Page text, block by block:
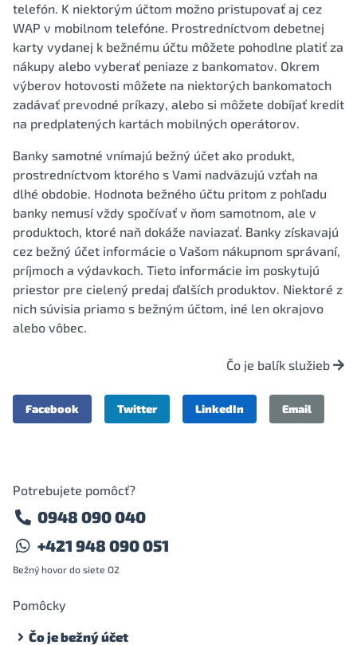
telefón. K niektorým účtom možno pristupovať aj cez
WAP v mobilnom telefóne. Prostredníctvom debetnej
karty vydanej k bežnému účtu môžete pohodlne platiť za
nákupy alebo vyberať peniaze z bankomatov. Okrem
výberov hotovosti môžete na niektorých bankomatoch
zadávať prevodné príkazy, alebo si môžete dobíjať kredit
na predplatených kartách mobilných operátorov.
Banky samotné vnímajú bežný účet ako produkt,
prostredníctvom ktorého s Vami nadväzujú vzťah na
dlhé obdobie. Hodnota bežného účtu pritom z pohľadu
banky nemusí vždy spočívať v ňom samotnom, ale v
produktoch, ktoré naň dokáže naviazať. Banky získavajú
cez bežný účet informácie o Vašom nákupnom správaní,
príjmoch a výdavkoch. Tieto informácie im poskytujú
priestor pre cielený predaj ďalších produktov. Niektoré z
nich súvisia priamo s bežným účtom, iné len okrajovo
alebo vôbec.
Čo je balík služieb
Facebook Twitter LinkedIn Email
Potrebujete pomôcť?
0948 090 040
+421 948 090 051
Bežný hovor do siete O2
Pomôcky
Čo je bežný účet